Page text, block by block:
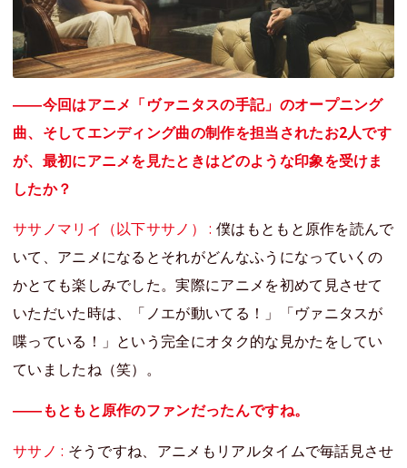
――今回はアニメ「ヴァニタスの手記」のオープニング
曲、そしてエンディング曲の制作を担当されたお2人です
が、最初にアニメを見たときはどのような印象を受けま
したか？
ササノマリイ（以下ササノ） : 僕はもともと原作を読んで
いて、アニメになるとそれがどんなふうになっていくの
かとても楽しみでした。実際にアニメを初めて見させて
いただいた時は、「ノエが動いてる！」「ヴァニタスが
喋っている！」という完全にオタク的な見かたをしてい
ていましたね（笑）。
――もともと原作のファンだったんですね。
ササノ : そうですね、アニメもリアルタイムで毎話見させ